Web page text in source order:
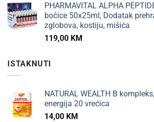
PHARMAVITAL ALPHA
bočice 50x25ml, Dodatak
zglobova, kostiju, mišića
119,00 KM
ISTAKNUTI
NATURAL WEALTH B
energija 20 vrećica
14,00 KM